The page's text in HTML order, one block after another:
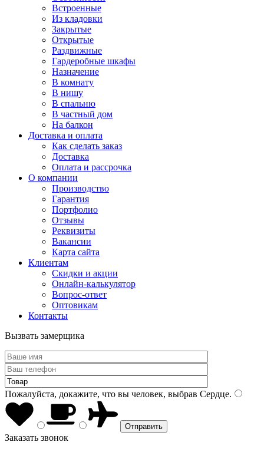
Встроенные
Из кладовки
Закрытые
Открытые
Раздвижные
Гардеробные шкафы
Назначение
В комнату
В нишу
В спальню
В частный дом
На балкон
Доставка и оплата
Как сделать заказ
Доставка
Оплата и рассрочка
О компании
Производство
Гарантия
Портфолио
Отзывы
Реквизиты
Вакансии
Карта сайта
Клиентам
Скидки и акции
Онлайн-калькулятор
Вопрос-ответ
Оптовикам
Контакты
Вызвать замерщика
Пожалуйста, докажите, что вы человек, выбрав Сердце.
Заказать звонок